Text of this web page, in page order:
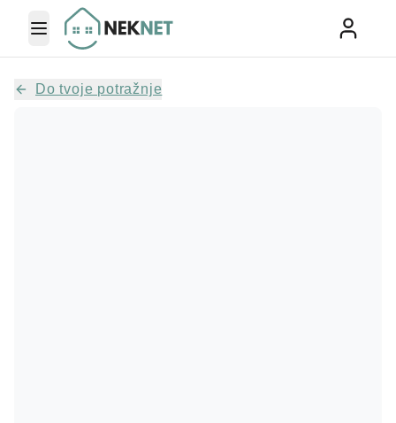
Toggle Menu
Do tvoje potražnje